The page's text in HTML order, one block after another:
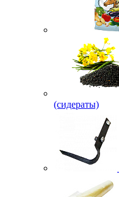
(сидераты)